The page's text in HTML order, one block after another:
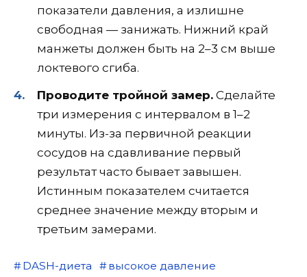
показатели давления, а излишне
свободная — занижать. Нижний край
манжеты должен быть на 2–3 см выше
локтевого сгиба.
Проводите тройной замер. Сделайте
три измерения с интервалом в 1–2
минуты. Из-за первичной реакции
сосудов на сдавливание первый
результат часто бывает завышен.
Истинным показателем считается
среднее значение между вторым и
третьим замерами.
DASH-диета
высокое давление